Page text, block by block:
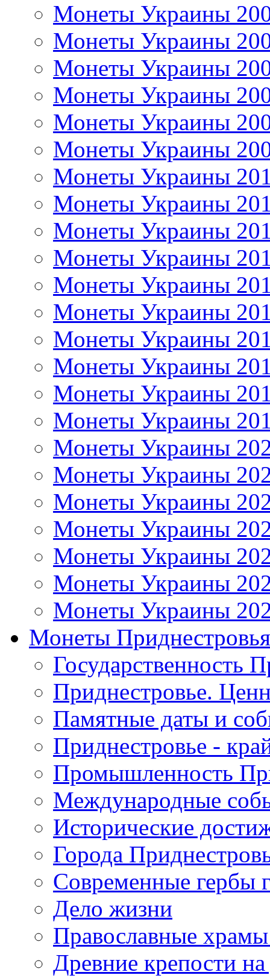
Монеты Украины
Монеты Украины
Монеты Украины
Монеты Украины
Монеты Украины
Монеты Украины
Монеты Украины
Монеты Украины
Монеты Украины
Монеты Украины
Монеты Украины
Монеты Украины
Монеты Украины
Монеты Украины
Монеты Украины
Монеты Украины
Монеты Украины
Монеты Украины
Монеты Украины
Монеты Украины
Монеты Украины
Монеты Украины
Монеты Украины
Монеты Приднестровья
Государственность
Приднестровье.
Памятные даты и
Приднестровье -
Промышленность
Международные
Исторические
Города
Современные гербы
Дело жизни
Православные
Древние крепости